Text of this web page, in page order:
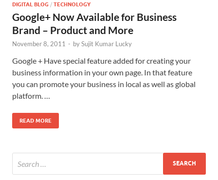
DIGITAL BLOG / TECHNOLOGY
Google+ Now Available for Business
Brand – Product and More
November 8, 2011 - bySujit Kumar Lucky
Google + Have special feature added for creating your
business information in your own page. In that feature
you can promote your business in local as well as global
platform. …
READ MORE